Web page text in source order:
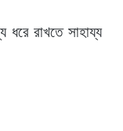
রাখতে সাহায্য